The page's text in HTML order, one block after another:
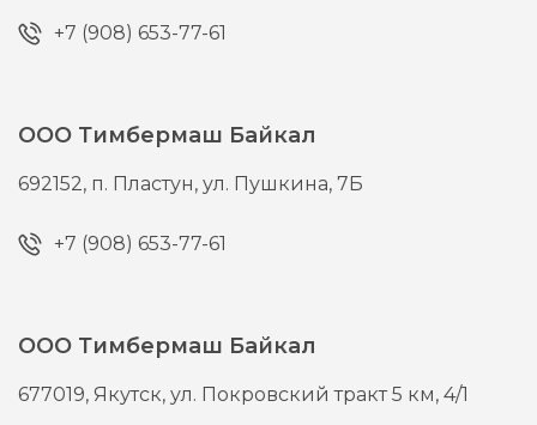
+7 (908) 653-77-61
ООО Тимбермаш Байкал
692152, п. Пластун,ул. Пушкина, 7Б
+7 (908) 653-77-61
ООО Тимбермаш Байкал
677019, Якутск,ул. Покровский тракт 5 км, 4/1